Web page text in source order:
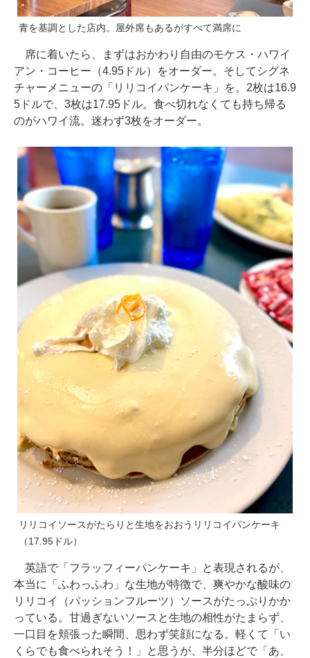
青を基調とした店内。屋外席もあるがすべて満席に
席に着いたら、まずはおかわり自由のモケス・ハワイ
アン・コーヒー（4.95ドル）をオーダー。そしてシグネ
チャーメニューの「リリコイパンケーキ」を。2枚は16.9
5ドルで、3枚は17.95ドル。食べ切れなくても持ち帰る
のがハワイ流。迷わず3枚をオーダー。
リリコイソースがたらりと生地をおおうリリコイパンケーキ
（17.95ドル）
英語で「フラッフィーパンケーキ」と表現されるが、
本当に「ふわっふわ」な生地が特徴で、爽やかな酸味の
リリコイ（パッションフルーツ）ソースがたっぷりかか
っている。甘過ぎないソースと生地の相性がたまらず、
一口目を頬張った瞬間、思わず笑顔になる。軽くて「い
くらでも食べられそう！」と思うが、半分ほどで「あ、